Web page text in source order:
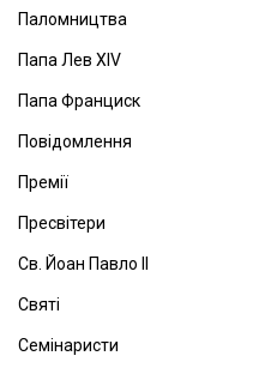
Паломництва
Папа Лев ХІV
Папа Франциск
Повідомлення
Премії
Пресвітери
Св. Йоан Павло ІІ
Святі
Семінаристи